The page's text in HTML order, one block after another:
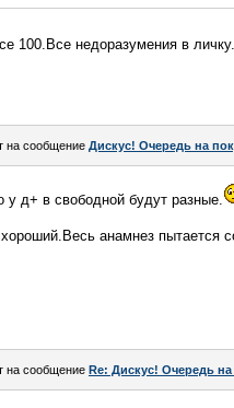
100.Все недоразумения в
на сообщение Дискус! Очередь на
у д+ в свободной будут разные.
анамнез пытается
на сообщение Re: Дискус! Очередь на